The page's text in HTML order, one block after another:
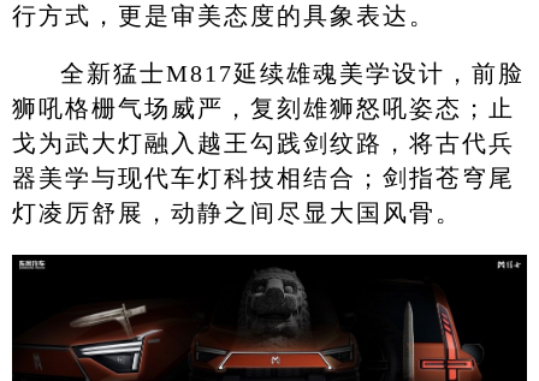
行方式，更是审美态度的具象表达。
全新猛士M817延续雄魂美学设计，前脸
狮吼格栅气场威严，复刻雄狮怒吼姿态；止
戈为武大灯融入越王勾践剑纹路，将古代兵
器美学与现代车灯科技相结合；剑指苍穹尾
灯凌厉舒展，动静之间尽显大国风骨。